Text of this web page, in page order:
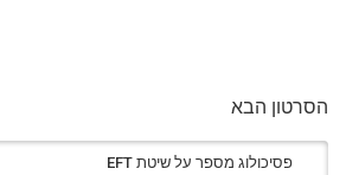
הסרטון הבא
פסיכולוג מספר על שיטת EFT